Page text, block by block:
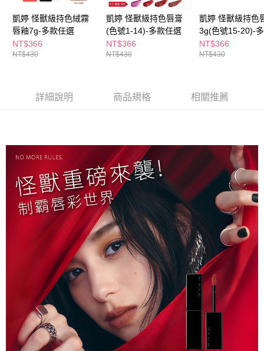
購買商品的店家。未經商家同意取消之訂單仍視為有效，需透過AFTEE先享
後付繳納相關費用。
※ 交易是否成功請以「AFTEE先享後付 」之結帳頁面顯示為準，若有關於
是否繳費成功／繳費後需取消欲退款等相關疑問，請聯繫「AFTEE先享後付
客戶支援中心」
https://netprotections.freshdesk.com/support/home
易，需依本服務之必要範圍內提供個人資料，並將交易相關給付款項請求債
權轉讓予恩沛科技股份有限公司。
「AFTEE先享後付」，若未經同意申辦者引起之損失，本公司不負相關責
任。
４．使用「AFTEE先享後付」時，將依據個別帳號之用戶狀況，依本公司即
時審查核予不同之上限額度；若仍有額度不足之情形，本公司將視審查結果
請求用戶進行身份認證。
５．嚴禁一人註冊多個帳號或使用他人資訊註冊。若發現惡意使用之情形，
恩沛科技股份有限公司將有權停止該用戶之使用額度並採取法律行動。
每筆NT$65，滿NT$490(含以上)免運費
付款後萊爾富取貨
每筆NT$65，滿NT$490(含以上)免運費
付款後7-11取貨
每筆NT$100，滿NT$790(含以上)免運費
付款後寶雅門市自取(由倉庫統一出貨)
每筆NT$80，滿NT$290(含以上)免運費
凱婷 怪獸級持色絨霧
唇釉7g-多款任選
NT$366
NT$430
凱婷 怪獸級持色唇膏
(色號1-14)-多款任選
NT$366
NT$430
凱婷 怪獸級持色
3g(色號15-20)-
選
NT$366
NT$430
詳細說明 商品規格 相關推薦